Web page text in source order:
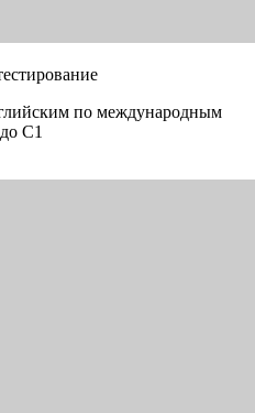
по международным
C1